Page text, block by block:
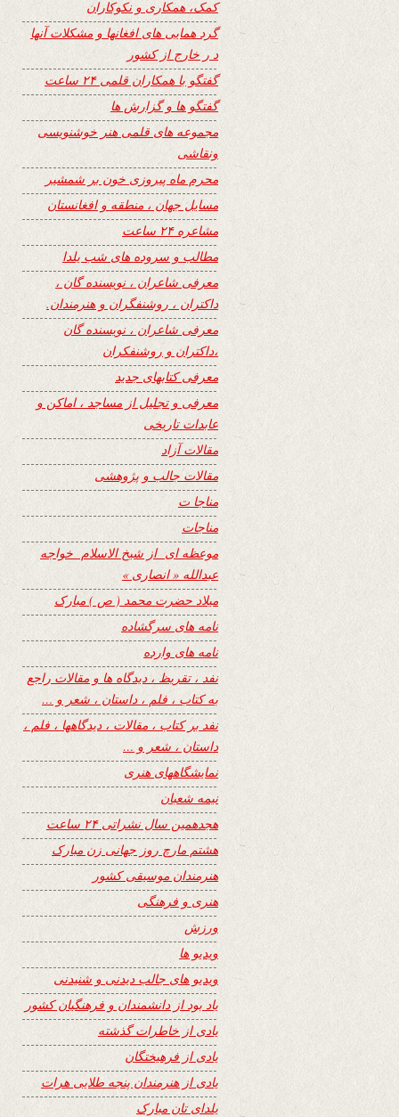
کمک، همکاری و نکوکاران
گرد همایی های افغانها و مشکلات آنها
د ر خارج از کشور
گفتگو با همکاران قلمی ۲۴ ساعت
گفتگو ها و گزارش ها
مجموعه های قلمی هنر خوشنویسی
ونقاشی
محرم ماه پیروزی خون بر شمشیر
مسایل جهان ، منطقه و افغانستان
مشاعره ۲۴ ساعت
مطالب و سروده های شب یلدا
معرفی شاعران ، نویسنده گان ،
داکتران ، روشنفگران و هنرمندان.
معرفی شاعران ، نویسنده گان
،داکتران و روشنفکران
معرفی کتابهای جدید
معرفی و تجلیل از مساجد ، اماکن و
عابدات تاریخی
مقالات آزاد
مقالات جالب و پژوهشی
مناجا ت
مناجات
موعظه ای از شیخ الاسلام خواجه
عبدالله « انصاری »
میلاد حضرت محمد ( ص ) مبارک
نامه های سرگشاده
نامه های وارده
نفد ، تقریظ ، دیدگاه ها و مقالات راجع
به کتاب ، فلم ، داستان ، شعر و …
نفد بر کتاب ، مقالات ، دیدگاهها ، فلم ،
داستان ، شعر و …
نمایشگاههای هنری
نیمه شعبان
هجدهمین سال نشراتی ۲۴ ساعت
هشتم مارچ روز جهانی زن مبارک
هنرمندان موسیقی کشور
هنری و فرهنگی
ورزش
ویدیو ها
ویدیو های جالب دیدنی و شنیدنی
یاد بود از دانشمندان و فرهنگیان کشور
یادی از خاطرات گذشته
یادی از فرهیختگان
یادی از هنرمندان پنجه طلایی هرات
یلدای تان مبارک